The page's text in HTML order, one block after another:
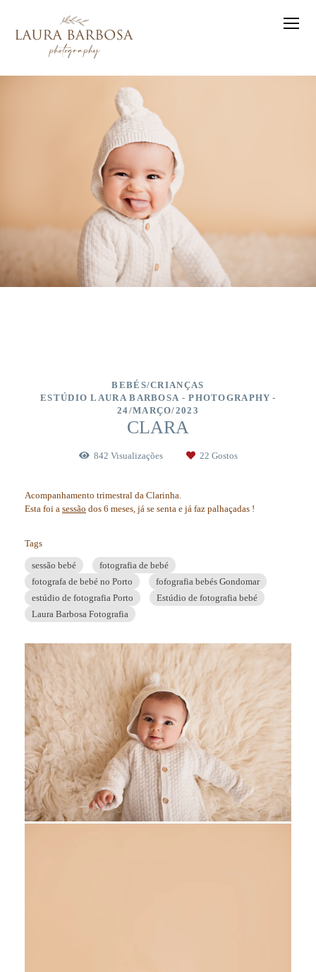
BEBÉS/CRIANÇAS
ESTÚDIO LAURA BARBOSA - PHOTOGRAPHY
24/MARÇO/2023
CLARA
842 Visualizações 22 Gostos
Acompanhamento trimestral da Clarinha.
Esta foi a sessão dos 6 meses, já se senta e já faz palhaçadas !
Tags
sessão bebé
fotografia de bebé
fotografa de bebé no Porto
fofografia bebés Gondomar
estúdio de fotografia Porto
Estúdio de fotografia bebé
Laura Barbosa Fotografia